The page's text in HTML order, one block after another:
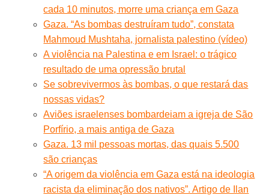
cada 10 minutos, morre uma criança em Gaza
Gaza. “As bombas destruíram tudo”, constata
Mahmoud Mushtaha, jornalista palestino (vídeo)
A violência na Palestina e em Israel: o trágico
resultado de uma opressão brutal
Se sobrevivermos às bombas, o que restará das
nossas vidas?
Aviões israelenses bombardeiam a igreja de São
Porfírio, a mais antiga de Gaza
Gaza. 13 mil pessoas mortas, das quais 5.500
são crianças
“A origem da violência em Gaza está na ideologia
racista da eliminação dos nativos”. Artigo de Ilan